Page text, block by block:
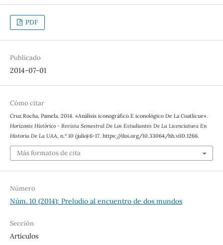
PDF
Publicado
2014-07-01
Cómo citar
Cruz Rocha, Pamela. 2014. «Análisis iconográfico E iconológico De La Coatlicue».
Horizonte Histórico - Revista Semestral De Los Estudiantes De La Licenciatura En
Historia De La UAA, n.º 10 (julio):6-17. https://doi.org/10.33064/hh.vi10.1266.
Más formatos de cita
Número
Núm. 10 (2014): Preludio al encuentro de dos mundos
Sección
Artículos